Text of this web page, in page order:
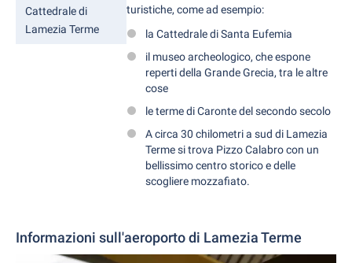
Cattedrale di
Lamezia Terme
turistiche, come ad esempio:
la Cattedrale di Santa Eufemia
il museo archeologico, che espone
reperti della Grande Grecia, tra le altre
cose
le terme di Caronte del secondo secolo
A circa 30 chilometri a sud di Lamezia
Terme si trova Pizzo Calabro con un
bellissimo centro storico e delle
scogliere mozzafiato.
Informazioni sull'aeroporto di Lamezia Terme